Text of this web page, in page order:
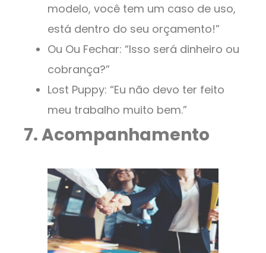
modelo, você tem um caso de uso,
está dentro do seu orçamento!”
Ou Ou Fechar: “Isso será dinheiro ou
cobrança?”
Lost Puppy: “Eu não devo ter feito
meu trabalho muito bem.”
7. Acompanhamento